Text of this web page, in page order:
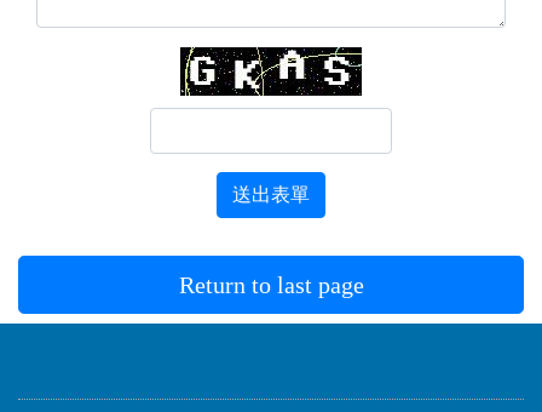
送出表單
Return to last page